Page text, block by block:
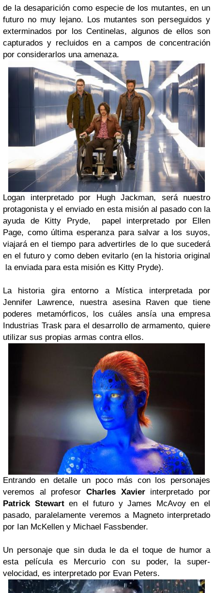
de la desaparición como especie de los mutantes, en un
futuro no muy lejano. Los mutantes son perseguidos y
exterminados por los Centinelas, algunos de ellos son
capturados y recluidos en a campos de concentración
por considerarlos una amenaza.
Logan interpretado por Hugh Jackman, será nuestro
protagonista y el enviado en esta misión al pasado con la
ayuda de Kitty Pryde, papel interpretado por Ellen
Page, como última esperanza para salvar a los suyos,
viajará en el tiempo para advertirles de lo que sucederá
en el futuro y como deben evitarlo (en la historia original
la enviada para esta misión es Kitty Pryde).
La historia gira entorno a Mística interpretada por
Jennifer Lawrence, nuestra asesina Raven que tiene
poderes metamórficos, los cuáles ansía una empresa
Industrias Trask para el desarrollo de armamento, quiere
utilizar sus propias armas contra ellos.
Entrando en detalle un poco más con los personajes
veremos al profesor Charles Xavierinterpretado por
Patrick Stewarten el futuro y James McAvoy en el
pasado, paralelamente veremos a Magneto interpretado
por Ian McKellen y Michael Fassbender.
Un personaje que sin duda le da el toque de humor a
esta película es Mercurio con su poder, la super-
velocidad, es interpretado por Evan Peters.